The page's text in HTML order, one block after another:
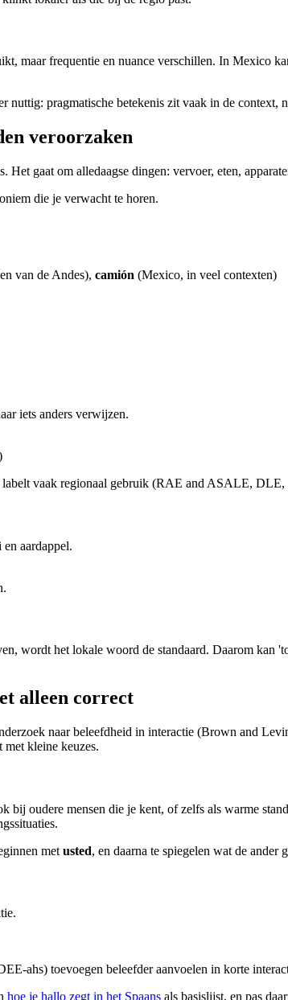
maar frequentie en nuance verschillen. In Mexico
nuttig: pragmatische betekenis zit vaak in de context,
veroorzaken
gaat om alledaagse dingen: vervoer, eten,
die je verwacht te horen.
van de Andes), camión (Mexico, in veel contexten)
iets anders verwijzen.
vaak regionaal gebruik (RAE and ASALE, DLE,
en aardappel.
wordt het lokale woord de standaard. Daarom
alleen correct
naar beleefdheid in interactie (Brown and
met kleine keuzes.
bij oudere mensen die je kent, of zelfs als warme
met usted, en daarna te spiegelen wat de ander
ahs) toevoegen beleefder aanvoelen in korte
hoe je hallo zegt in het Spaans als basislijst, en pas